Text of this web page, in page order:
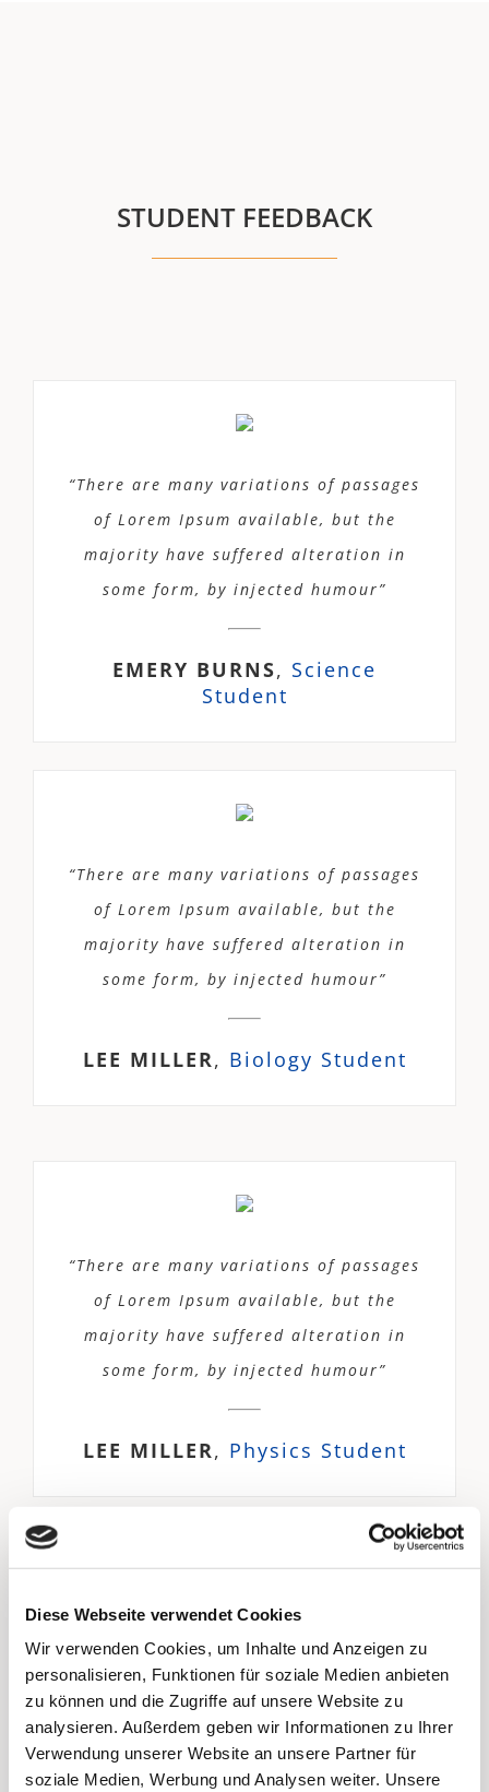
Diese Webseite verwendet Cookies
Wir verwenden Cookies, um Inhalte und Anzeigen zu
personalisieren, Funktionen für soziale Medien anbieten
zu können und die Zugriffe auf unsere Website zu
analysieren. Außerdem geben wir Informationen zu Ihrer
Verwendung unserer Website an unsere Partner für
soziale Medien, Werbung und Analysen weiter. Unsere
STUDENT FEEDBACK
“There are many variations of passages
of Lorem Ipsum available, but the
majority have suffered alteration in
some form, by injected humour”
EMERY BURNS, Science
Student
“There are many variations of passages
of Lorem Ipsum available, but the
majority have suffered alteration in
some form, by injected humour”
LEE MILLER, Biology Student
“There are many variations of passages
of Lorem Ipsum available, but the
majority have suffered alteration in
some form, by injected humour”
LEE MILLER, Physics Student
“There are many variations of passages
of Lorem Ipsum available, but the
majority have suffered alteration in
some form, by injected humour”